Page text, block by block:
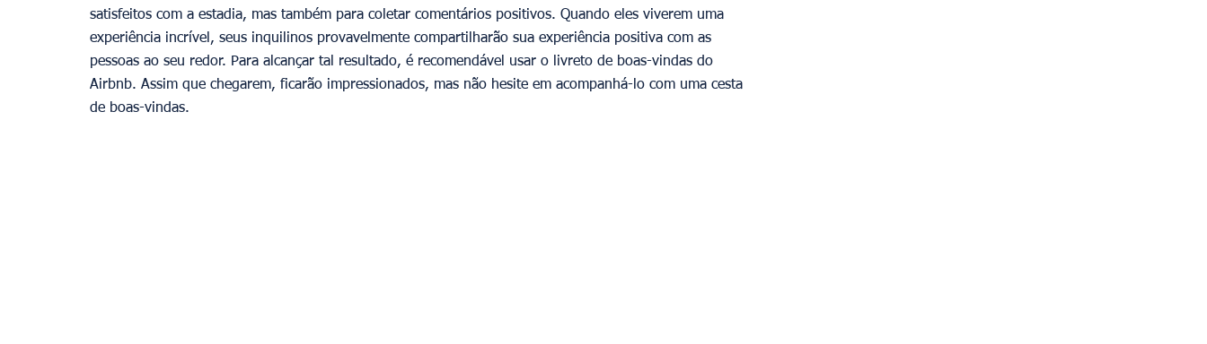
satisfeitos com a estadia, mas também para coletar comentários positivos. Quando eles viverem uma
experiência incrível, seus inquilinos provavelmente compartilharão sua experiência positiva com as
pessoas ao seu redor. Para alcançar tal resultado, é recomendável usar o livreto de boas-vindas do
Airbnb. Assim que chegarem, ficarão impressionados, mas não hesite em acompanhá-lo com uma cesta
de boas-vindas.